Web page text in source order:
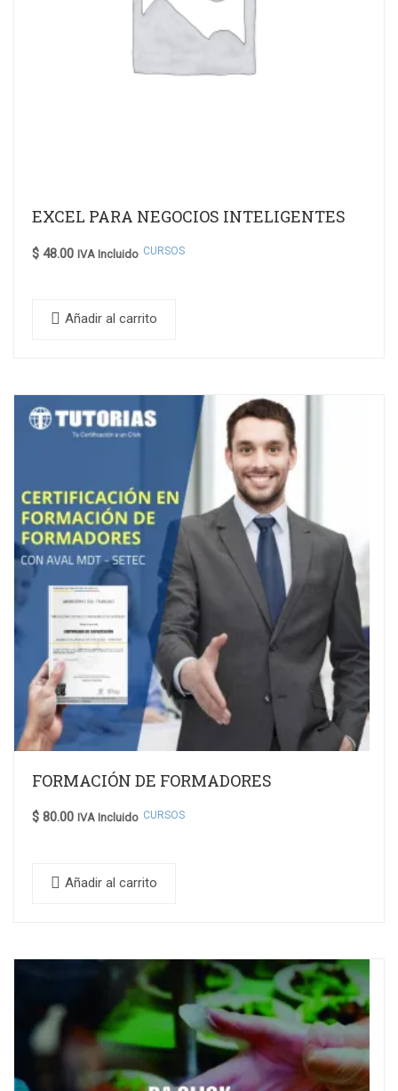
EXCEL PARA NEGOCIOS INTELIGENTES
$ 48.00 IVA Incluido CURSOS
Añadir al carrito
FORMACIÓN DE FORMADORES
$ 80.00 IVA Incluido CURSOS
Añadir al carrito